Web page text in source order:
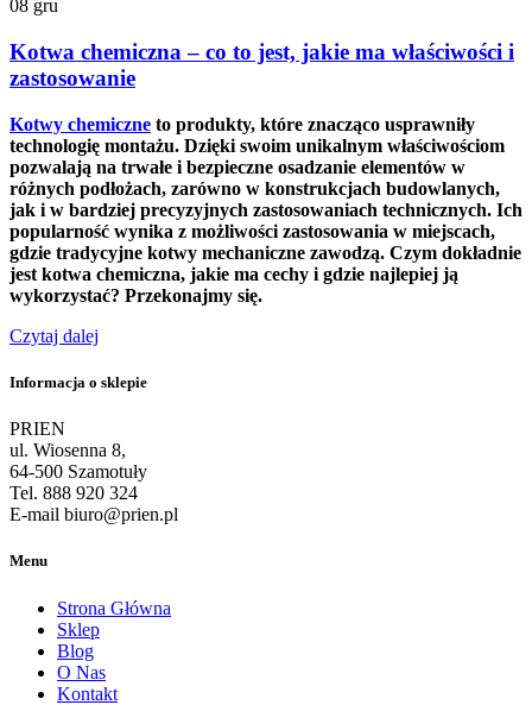
08 gru
Kotwa chemiczna – co to jest, jakie ma właściwości i
zastosowanie
Kotwy chemiczne to produkty, które znacząco usprawniły
technologię montażu. Dzięki swoim unikalnym właściwościom
pozwalają na trwałe i bezpieczne osadzanie elementów w
różnych podłożach, zarówno w konstrukcjach budowlanych,
jak i w bardziej precyzyjnych zastosowaniach technicznych. Ich
popularność wynika z możliwości zastosowania w miejscach,
gdzie tradycyjne kotwy mechaniczne zawodzą. Czym dokładnie
jest kotwa chemiczna, jakie ma cechy i gdzie najlepiej ją
wykorzystać? Przekonajmy się.
Czytaj dalej
Informacja o sklepie
PRIEN
ul. Wiosenna 8,
64-500 Szamotuły
Tel. 888 920 324
E-mail biuro@prien.pl
Menu
Strona Główna
Sklep
Blog
O Nas
Kontakt